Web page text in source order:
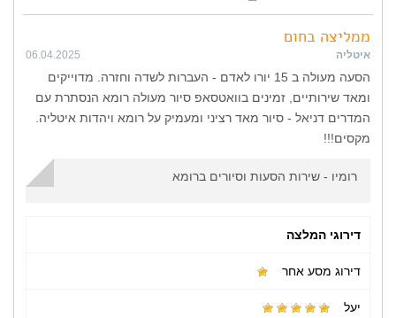
ממליצה בחום
איטליה 06.04.2025
הסעה מעולה ב 15 יורו לאדם - העברות לשדה וחזרה. מדוייקים
ומאד שירותיים, זמינים בוואטסאפ סיור מעולה רומא הנסתרת עם
המדרים דניאל - סיור מאד רציני ומעמיק על רומא ויהדות איטליה.
מקסים!!!
רומיו - שירות הסעות וסיורים ברומא
דירוגי המלצה
דירוג מסע אחר
יעל